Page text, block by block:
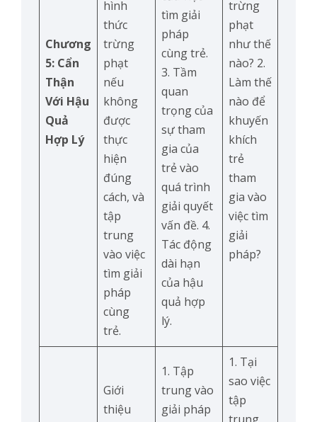
Chương
5: Cẩn
Thận
Với Hậu
Quả
Hợp Lý
hình
thức
trừng
phạt
nếu
không
được
thực
hiện
đúng
cách, và
tập
trung
vào việc
tìm giải
pháp
cùng
trẻ.
tìm giải
pháp
cùng trẻ.
3. Tầm
quan
trọng của
sự tham
gia của
trẻ vào
quá trình
giải quyết
vấn đề. 4.
Tác động
dài hạn
của hậu
quả hợp
lý.
trừng
phạt
như thế
nào? 2.
Làm thế
nào để
khuyến
khích
trẻ
tham
gia vào
việc tìm
giải
pháp?
Giới
thiệu
1. Tập
trung vào
giải pháp
1. Tại
sao việc
tập